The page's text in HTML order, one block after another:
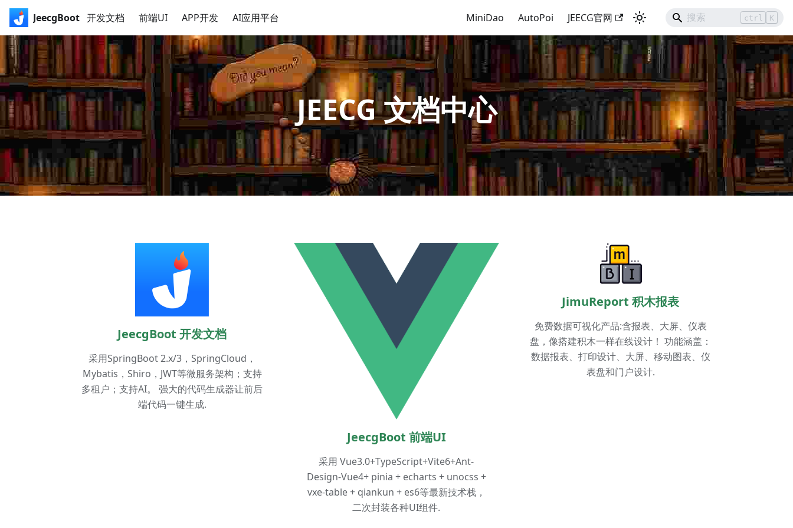
JeecgBoot 开发文档 前端UI APP开发 AI应用平台 MiniDao AutoPoi JEECG官网 ctrl K
JEECG 文档中心
JeecgBoot 开发文档
采用SpringBoot 2.x/3，SpringCloud，
Mybatis，Shiro，JWT等微服务架构；支持
多租户；支持AI。 强大的代码生成器让前后
端代码一键生成.
JeecgBoot 前端UI
采用 Vue3.0+TypeScript+Vite6+Ant-
Design-Vue4+ pinia + echarts + unocss +
vxe-table + qiankun + es6等最新技术栈，
二次封装各种UI组件.
JimuReport 积木报表
免费数据可视化产品:含报表、大屏、仪表
盘，像搭建积木一样在线设计！ 功能涵盖：
数据报表、打印设计、大屏、移动图表、仪
表盘和门户设计.